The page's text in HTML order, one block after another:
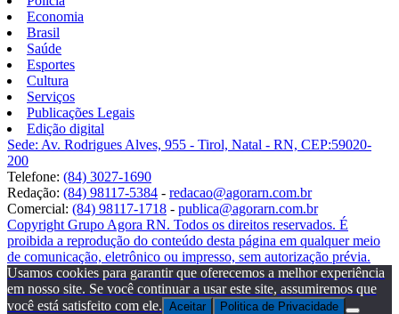
Economia
Brasil
Saúde
Esportes
Cultura
Serviços
Publicações Legais
Edição digital
Sede: Av. Rodrigues Alves, 955 - Tirol, Natal - RN, CEP:59020-
200
Telefone: (84) 3027-1690
Redação: (84) 98117-5384 - redacao@agorarn.com.br
Comercial: (84) 98117-1718 - publica@agorarn.com.br
Copyright Grupo Agora RN. Todos os direitos reservados. É
proibida a reprodução do conteúdo desta página em qualquer meio
de comunicação, eletrônico ou impresso, sem autorização prévia.
Usamos cookies para garantir que oferecemos a melhor experiência
em nosso site. Se você continuar a usar este site, assumiremos que
você está satisfeito com ele. Aceitar Politica de Privacidade